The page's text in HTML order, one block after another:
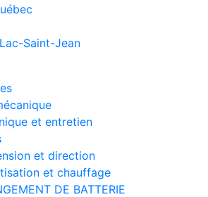
Saint-Jean
et entretien
et direction
et chauffage
DE BATTERIE